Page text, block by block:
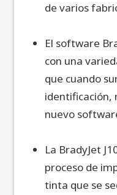
de varios
El software
con una
que cuando
identificación,
nuevo
La BradyJet
proceso de
tinta que se